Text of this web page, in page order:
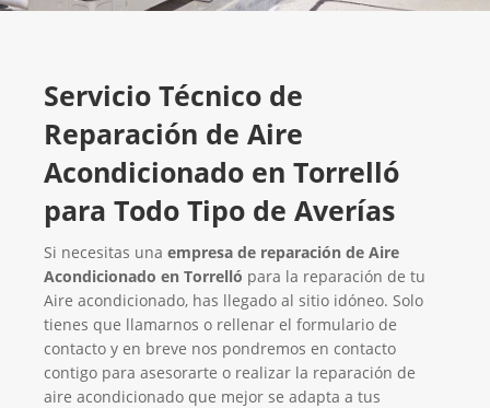
Servicio Técnico de
Reparación de Aire
Acondicionado en Torrelló
para Todo Tipo de Averías
Si necesitas una empresa de reparación de Aire
Acondicionado en Torrelló para la reparación de tu
Aire acondicionado, has llegado al sitio idóneo. Solo
tienes que llamarnos o rellenar el formulario de
contacto y en breve nos pondremos en contacto
contigo para asesorarte o realizar la reparación de
aire acondicionado que mejor se adapta a tus